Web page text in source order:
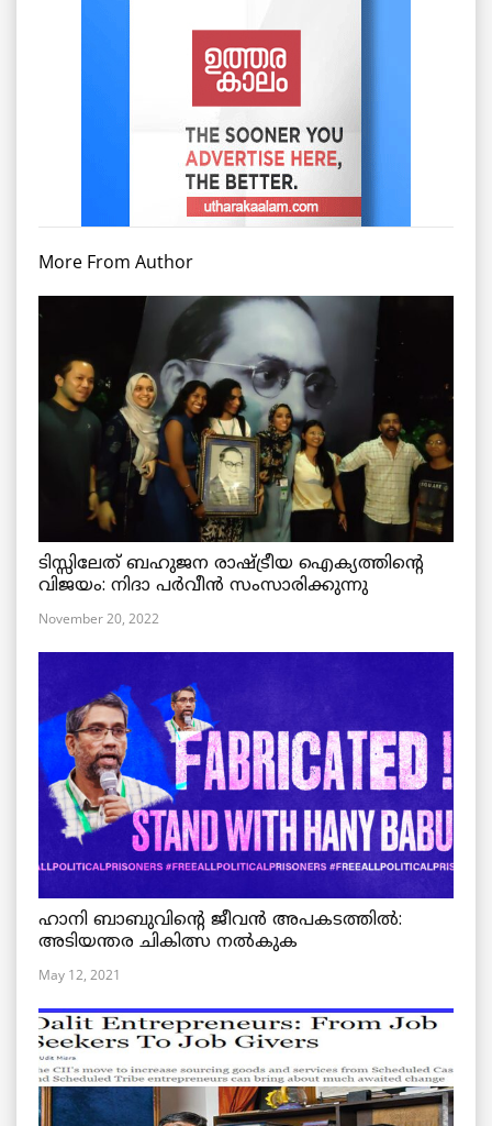
More From Author
ടിസ്സിലേത് ബഹുജന രാഷ്ട്രീയ ഐക്യത്തിന്റെ
വിജയം: നിദാ പർവീൻ സംസാരിക്കുന്നു
November 20, 2022
ഹാനി ബാബുവിന്റെ ജീവൻ അപകടത്തിൽ:
അടിയന്തര ചികിത്സ നൽകുക
May 12, 2021